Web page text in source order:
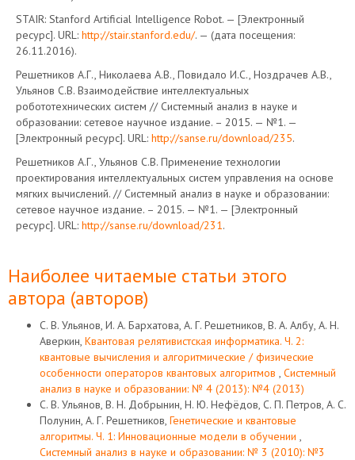
STAIR: Stanford Artificial Intelligence Robot. — [Электронный
ресурс]. URL: http://stair.stanford.edu/. — (дата посещения:
26.11.2016).
Решетников А.Г., Николаева А.В., Повидало И.С., Ноздрачев А.В.,
Ульянов С.В. Взаимодействие интеллектуальных
робототехнических систем // Системный анализ в науке и
образовании: сетевое научное издание. – 2015. — №1. —
[Электронный ресурс]. URL: http://sanse.ru/download/235.
Решетников А.Г., Ульянов С.В. Применение технологии
проектирования интеллектуальных систем управления на основе
мягких вычислений. // Системный анализ в науке и образовании:
сетевое научное издание. – 2015. — №1. — [Электронный
ресурс]. URL: http://sanse.ru/download/231.
Наиболее читаемые статьи этого
автора (авторов)
С. В. Ульянов, И. А. Бархатова, А. Г. Решетников, В. А. Албу, А. Н.
Аверкин, Квантовая релятивистская информатика. Ч. 2:
квантовые вычисления и алгоритмические / физические
особенности операторов квантовых алгоритмов , Системный
анализ в науке и образовании: № 4 (2013): №4 (2013)
С. В. Ульянов, В. Н. Добрынин, Н. Ю. Нефёдов, С. П. Петров, А. С.
Полунин, А. Г. Решетников, Генетические и квантовые
алгоритмы. Ч. 1: Инновационные модели в обучении ,
Системный анализ в науке и образовании: № 3 (2010): №3